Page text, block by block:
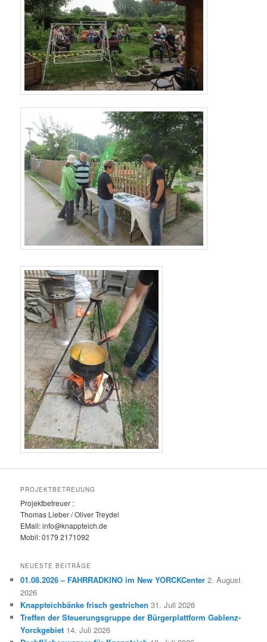
PROJEKTBETREUUNG
Projektbetreuer :
Thomas Lieber / Oliver Treydel
EMail: info@knappteich.de
Mobil: 0179 2171092
NEUESTE BEITRÄGE
01.08.2026 – FAHRRADKINO im New YORCKCenter 2. August
2026
Knappteichbänke frisch gestrichen 31. Juli 2026
Treffen der Steuerungsgruppe der Bürgerplattform Gablenz-
Yorckgebiet 14. Juli 2026